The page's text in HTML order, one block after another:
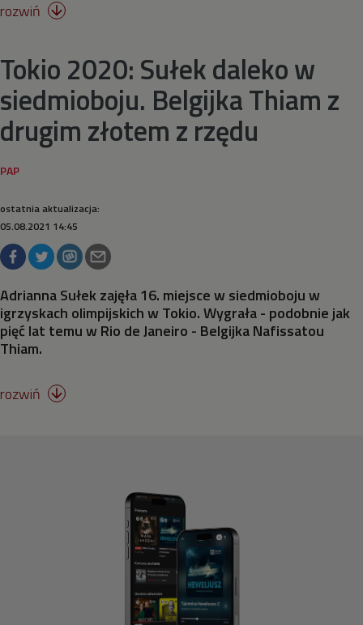
Taekwondo
Tenis stołowy
Triathlon
Wspinaczka sportowa
rozwiń 
Tokio 2020: Sułek daleko w
siedmioboju. Belgijka Thiam z
drugim złotem z rzędu
ostatnia aktualizacja:
05.08.2021 14:45
Adrianna Sułek zajęła 16. miejsce w siedmioboju w
igrzyskach olimpijskich w Tokio. Wygrała - podobnie jak
pięć lat temu w Rio de Janeiro - Belgijka Nafissatou
Thiam.
rozwiń 